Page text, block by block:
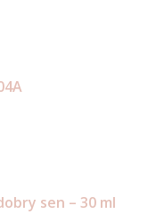
sen – 30 ml